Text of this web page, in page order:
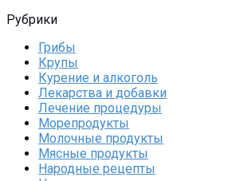
Рубрики
Грибы
Крупы
Курение и алкоголь
Лекарства и добавки
Лечение процедуры
Морепродукты
Молочные продукты
Мясные продукты
Народные рецепты